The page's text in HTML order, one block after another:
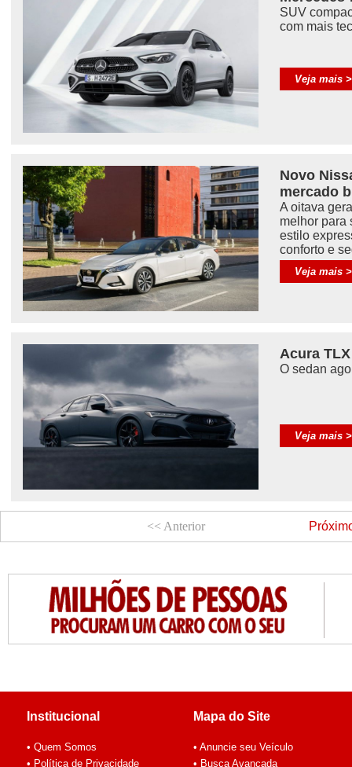
SUV
com mais
Veja mais
Novo
mercado
A oitava
melhor para
estilo
conforto e
Veja mais
Acura
O sedan
Veja mais
<< Anterior